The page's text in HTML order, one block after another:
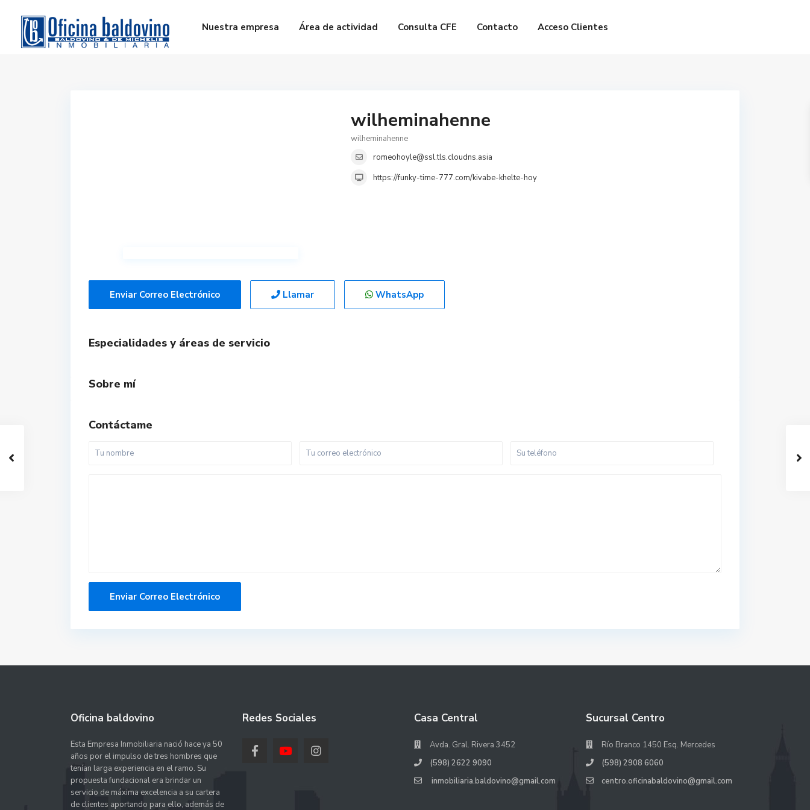
Nuestra empresa Área de actividad Consulta CFE Contacto Acceso Clientes
wilheminahenne
wilheminahenne
romeohoyle@ssl.tls.cloudns.asia
https://funky-time-777.com/kivabe-khelte-hoy
Enviar Correo Electrónico Llamar WhatsApp
Especialidades y áreas de servicio
Sobre mí
Contáctame
Oficina baldovino
Esta Empresa Inmobiliaria nació hace ya 50
años por el impulso de tres hombres que
tenían larga experiencia en el ramo. Su
propuesta fundacional era brindar un
servicio de máxima excelencia a su cartera
de clientes aportando para ello, además de
Redes Sociales Casa Central
Avda. Gral. Rivera 3452
(598) 2622 9090
inmobiliaria.baldovino@gmail.com
Sucursal Centro
Río Branco 1450 Esq. Mercedes
(598) 2908 6060
centro.oficinabaldovino@gmail.com